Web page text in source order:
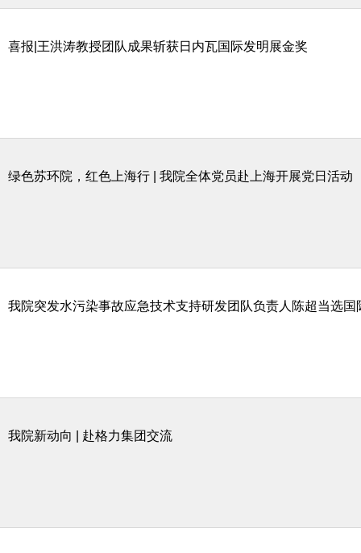
喜报|王洪涛教授团队成果斩获日内瓦国际发明展金奖
绿色苏环院，红色上海行 | 我院全体党员赴上海开展党日活动
我院突发水污染事故应急技术支持研发团队负责人陈超当选
我院新动向 | 赴格力集团交流